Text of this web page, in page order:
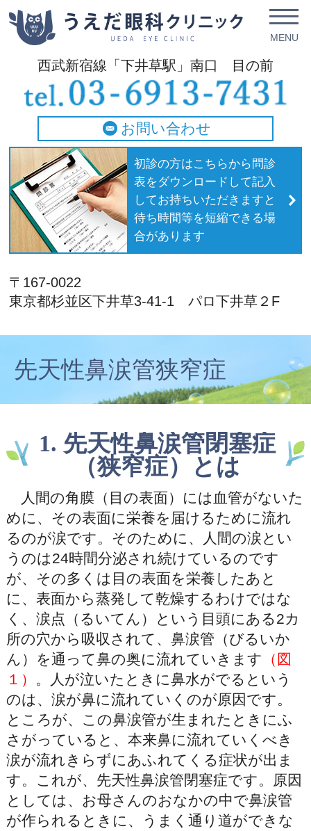
西武新宿線「下井草駅」南口 目の前
お問い合わせ
初診の方はこちらから問診
表をダウンロードして記入
してお持ちいただきますと
待ち時間等を短縮できる場
合があります
〒167-0022
東京都杉並区下井草3-41-1 パロ下井草２F
先天性鼻涙管狭窄症
1. 先天性鼻涙管閉塞症
（狭窄症）とは
人間の角膜（目の表面）には血管がないた
めに、その表面に栄養を届けるために流れ
るのが涙です。そのために、人間の涙とい
うのは24時間分泌され続けているのです
が、その多くは目の表面を栄養したあと
に、表面から蒸発して乾燥するわけではな
く、涙点（るいてん）という目頭にある2カ
所の穴から吸収されて、鼻涙管（びるいか
ん）を通って鼻の奥に流れていきます （図
１） 。人が泣いたときに鼻水がでるという
のは、涙が鼻に流れていくのが原因です。
ところが、この鼻涙管が生まれたときにふ
さがっていると、本来鼻に流れていくべき
涙が流れきらずにあふれてくる症状が出ま
す。これが、先天性鼻涙管閉塞症です。原因
としては、お母さんのおなかの中で鼻涙管
が作られるときに、うまく通り道ができな